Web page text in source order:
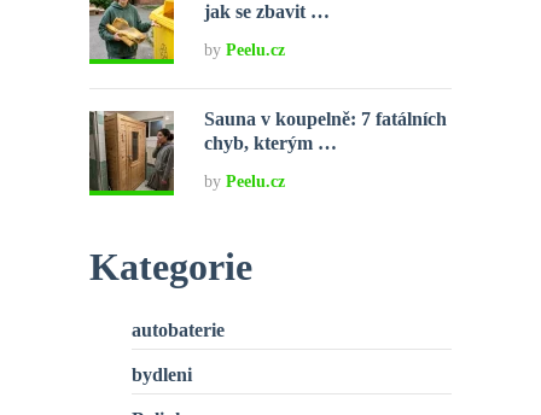
jak se zbavit …
byPeelu.cz
Sauna v koupelně: 7 fatálních
chyb, kterým …
byPeelu.cz
Kategorie
autobaterie
bydleni